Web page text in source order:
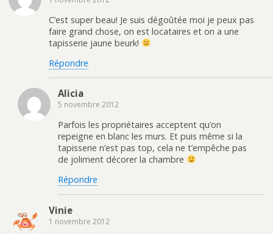
C’est super beau! Je suis dégoûtée moi je peux pas
faire grand chose, on est locataires et on a une
tapisserie jaune beurk!
Répondre
Alicia
5 novembre 2012
Parfois les propriétaires acceptent qu’on
repeigne en blanc les murs. Et puis même si la
tapisserie n’est pas top, cela ne t’empêche pas
de joliment décorer la chambre
Répondre
Vinie
1 novembre 2012